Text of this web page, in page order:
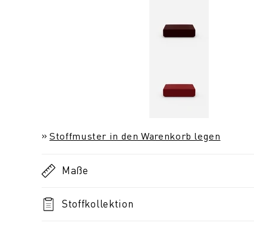
Stoffmuster in den Warenkorb legen
Maße
Stoffkollektion